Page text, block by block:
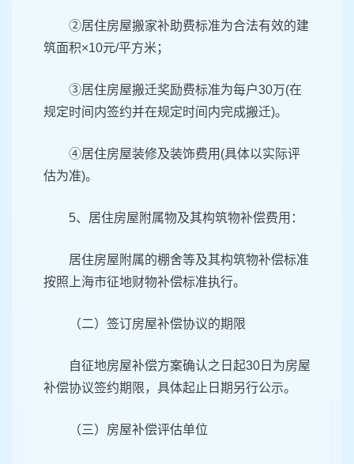
②居住房屋搬家补助费标准为合法有效的建
筑面积×10元/平方米；
③居住房屋搬迁奖励费标准为每户30万(在
规定时间内签约并在规定时间内完成搬迁)。
④居住房屋装修及装饰费用(具体以实际评
估为准)。
5、居住房屋附属物及其构筑物补偿费用：
居住房屋附属的棚舍等及其构筑物补偿标准
按照上海市征地财物补偿标准执行。
（二）签订房屋补偿协议的期限
自征地房屋补偿方案确认之日起30日为房屋
补偿协议签约期限，具体起止日期另行公示。
（三）房屋补偿评估单位